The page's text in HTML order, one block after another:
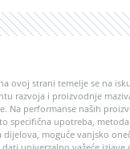
ovoj strani temelje se na
razvoja i proizvodnje
Na performanse naših
specifična upotreba,
moguće vanjsko